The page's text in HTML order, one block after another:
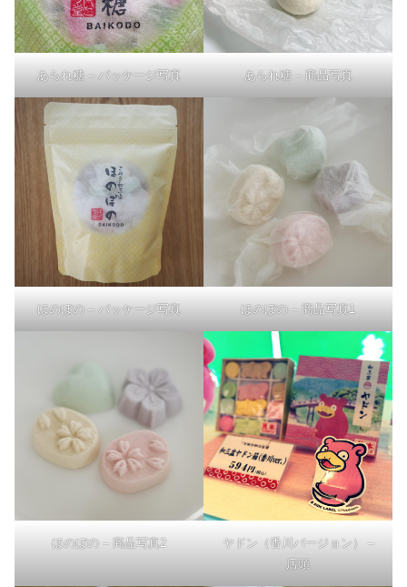
あられ糖 – パッケージ写真 あられ糖 – 商品写真
ほのぼの – パッケージ写真 ほのぼの – 商品写真1
ほのぼの – 商品写真2
ヤドン（香川バージョン） –
店頭